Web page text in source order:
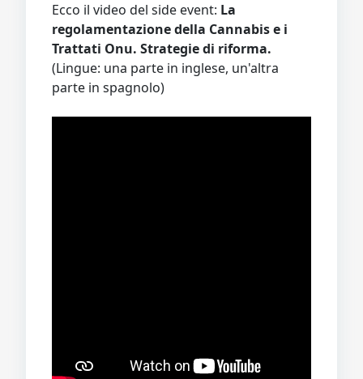
Ecco il video del side event: La
regolamentazione della Cannabis e i
Trattati Onu. Strategie di riforma.
(Lingue: una parte in inglese, un'altra
parte in spagnolo)